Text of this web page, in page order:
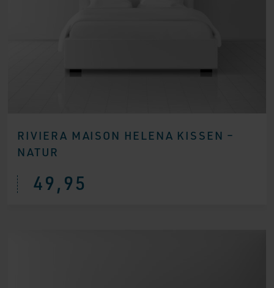
RIVIERA MAISON HELENA KISSEN –
NATUR
49,95